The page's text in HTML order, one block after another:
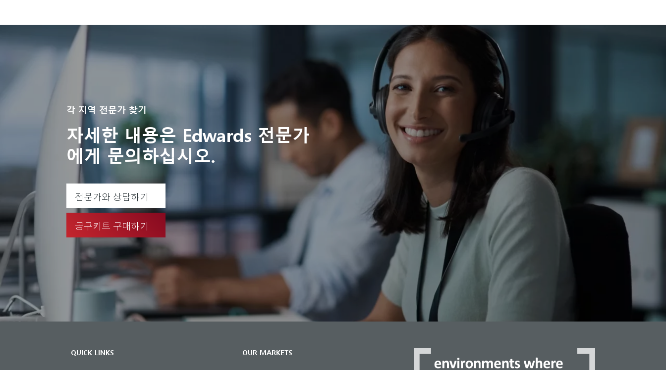
각 지역 전문가 찾기
자세한 내용은 Edwards 전문가
에게 문의하십시오.
전문가와 상담하기
공구키트 구매하기
QUICK LINKS OUR MARKETS